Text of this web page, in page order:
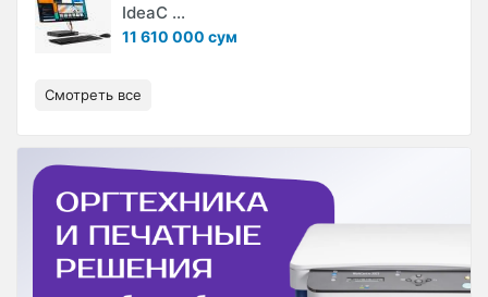
IdeaC ...
11 610 000 сум
Смотреть все